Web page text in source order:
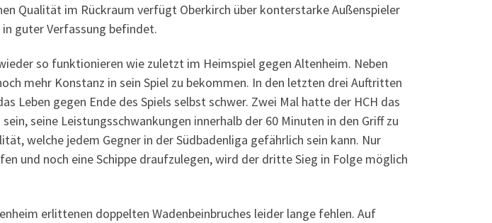
Qualität im Rückraum verfügt Oberkirch über konterstarke Außenspieler
guter Verfassung befindet.
so funktionieren wie zuletzt im Heimspiel gegen Altenheim. Neben
mehr Konstanz in sein Spiel zu bekommen. In den letzten drei Auftritten
Leben gegen Ende des Spiels selbst schwer. Zwei Mal hatte der HCH das
seine Leistungsschwankungen innerhalb der 60 Minuten in den Griff zu
welche jedem Gegner in der Südbadenliga gefährlich sein kann. Nur
und noch eine Schippe draufzulegen, wird der dritte Sieg in Folge möglich
erlittenen doppelten Wadenbeinbruches leider lange fehlen. Auf